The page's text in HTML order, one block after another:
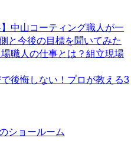
】中山コーティング職人が一
と今後の目標を聞いてみた
職人の仕事とは？組立現場
で後悔しない！プロが教える3